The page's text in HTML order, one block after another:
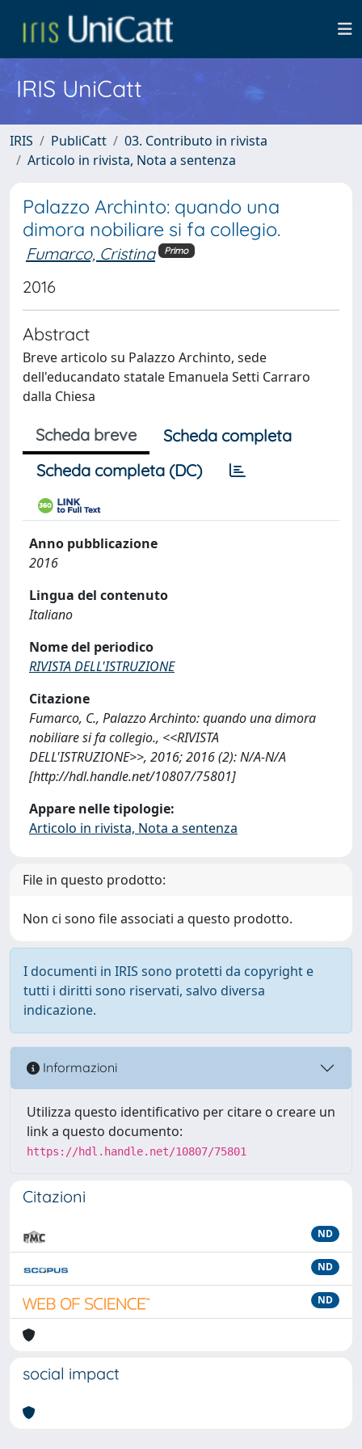
IRIS UniCatt
IRIS PubliCatt
03. Contributo in rivista
Articolo in rivista, Nota a sentenza
Palazzo Archinto: quando una
dimora nobiliare si fa collegio.
Fumarco, Cristina Primo
2016
Abstract
Breve articolo su Palazzo Archinto, sede
dell'educandato statale Emanuela Setti Carraro
dalla Chiesa
Scheda breve
Scheda completa
Scheda completa (DC)
Anno pubblicazione
2016
Lingua del contenuto
Italiano
Nome del periodico
RIVISTA DELL'ISTRUZIONE
Citazione
Fumarco, C., Palazzo Archinto: quando una dimora
nobiliare si fa collegio., <<RIVISTA
DELL'ISTRUZIONE>>, 2016; 2016 (2): N/A-N/A
[http://hdl.handle.net/10807/75801]
Appare nelle tipologie:
Articolo in rivista, Nota a sentenza
File in questo prodotto:
Non ci sono file associati a questo prodotto.
I documenti in IRIS sono protetti da copyright e
tutti i diritti sono riservati, salvo diversa
indicazione.
Informazioni
Utilizza questo identificativo per citare o creare un
link a questo documento:
https://hdl.handle.net/10807/75801
Citazioni
ND
ND
ND
social impact